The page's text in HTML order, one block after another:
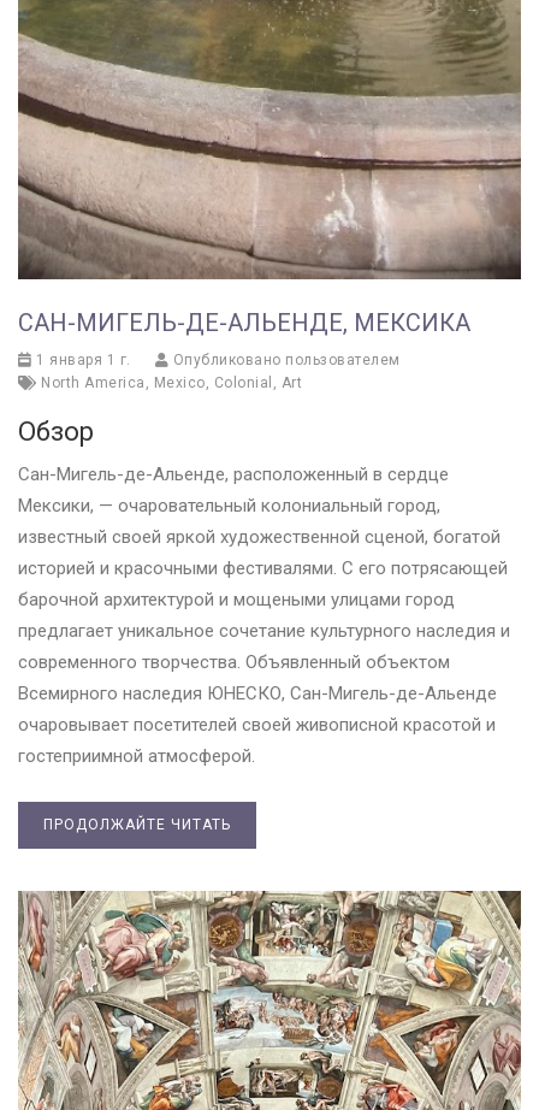
САН-МИГЕЛЬ-ДЕ-АЛЬЕНДЕ, МЕКСИКА
1 января 1 г.
Опубликовано пользователем
North America , Mexico, Colonial , Art
Обзор
Сан-Мигель-де-Альенде, расположенный в сердце
Мексики, — очаровательный колониальный город,
известный своей яркой художественной сценой, богатой
историей и красочными фестивалями. С его потрясающей
барочной архитектурой и мощеными улицами город
предлагает уникальное сочетание культурного наследия и
современного творчества. Объявленный объектом
Всемирного наследия ЮНЕСКО, Сан-Мигель-де-Альенде
очаровывает посетителей своей живописной красотой и
гостеприимной атмосферой.
ПРОДОЛЖАЙТЕ ЧИТАТЬ